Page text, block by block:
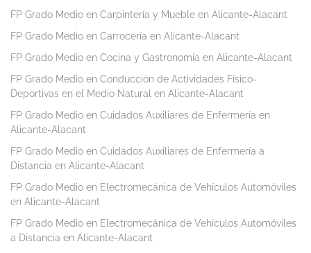
FP Grado Medio en Carpintería y Mueble en Alicante-Alacant
FP Grado Medio en Carrocería en Alicante-Alacant
FP Grado Medio en Cocina y Gastronomía en Alicante-Alacant
FP Grado Medio en Conducción de Actividades Físico-
Deportivas en el Medio Natural en Alicante-Alacant
FP Grado Medio en Cuidados Auxiliares de Enfermería en
Alicante-Alacant
FP Grado Medio en Cuidados Auxiliares de Enfermería a
Distancia en Alicante-Alacant
FP Grado Medio en Electromecánica de Vehículos Automóviles
en Alicante-Alacant
FP Grado Medio en Electromecánica de Vehículos Automóviles
a Distancia en Alicante-Alacant